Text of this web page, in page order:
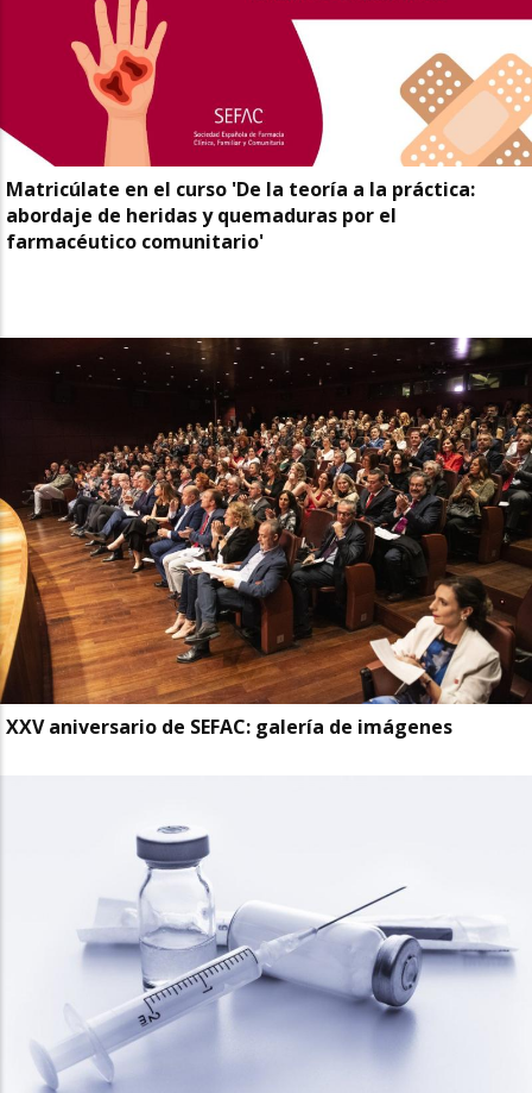
Matricúlate en el curso 'De la teoría a la práctica:
abordaje de heridas y quemaduras por el
farmacéutico comunitario'
XXV aniversario de SEFAC: galería de imágenes